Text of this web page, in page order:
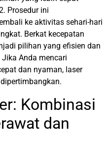
Prosedur ini
ke aktivitas sehari-hari
Berkat kecepatan
pilihan yang efisien dan
Anda mencari
dan nyaman, laser
Kombinasi
dan